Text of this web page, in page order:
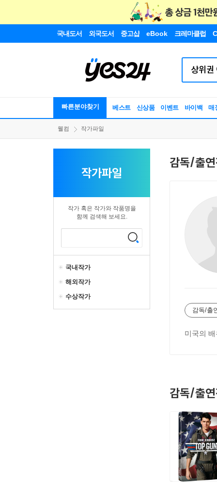
국내도서 외국도서 중고샵 eBook 크레마클럽
빠른분야찾기 베스트 신상품 이벤트 바이백 매
웰컴 작가파일
작가파일
작가 혹은 작가와 작품명을
함께 검색해 보세요.
국내작가
해외작가
수상작가
감독/출
감독/출
미국의
감독/출